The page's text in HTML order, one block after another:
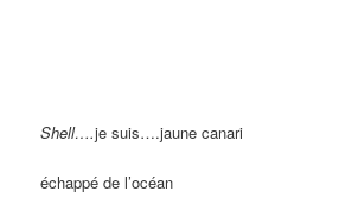
Shell….je suis….jaune canari
échappé de l’océan